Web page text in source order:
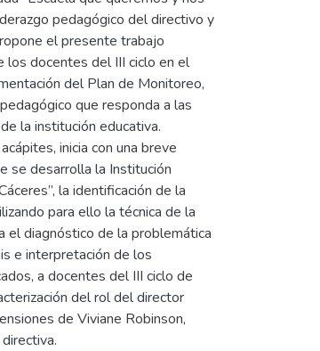
pedagógico del directivo y
el presente trabajo
los docentes del III ciclo en el
del Plan de Monitoreo,
que responda a las
la institución educativa.
inicia con una breve
se desarrolla la Institución
la identificación de la
para ello la técnica de la
el diagnóstico de la problemática
e interpretación de los
a docentes del III ciclo de
del rol del director
de Viviane Robinson,